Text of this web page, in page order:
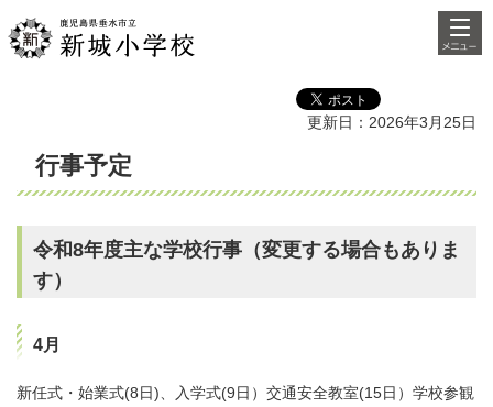
鹿児島県垂水市立新城小学
校
検索・
共通メ
ニュー
更新日：2026年3月25日
行事予定
令和8年度主な学校行事（変更する場合もありま
す）
4月
新任式・始業式(8日)、入学式(9日）交通安全教室(15日）学校参観